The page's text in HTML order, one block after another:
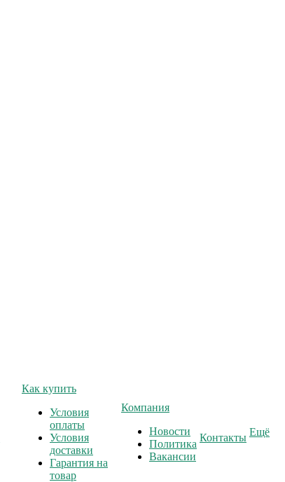
Как купить
Условия
оплаты
Условия
доставки
Гарантия на
товар
Компания
Новости
Политика
Вакансии
Контакты Ещё